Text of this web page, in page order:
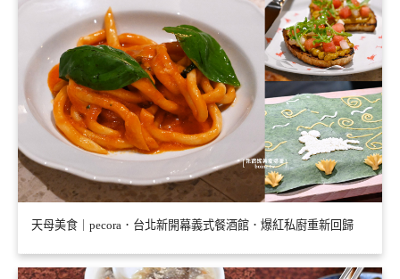
天母美食｜pecora．台北新開幕義式餐酒館．爆紅私廚重新回歸